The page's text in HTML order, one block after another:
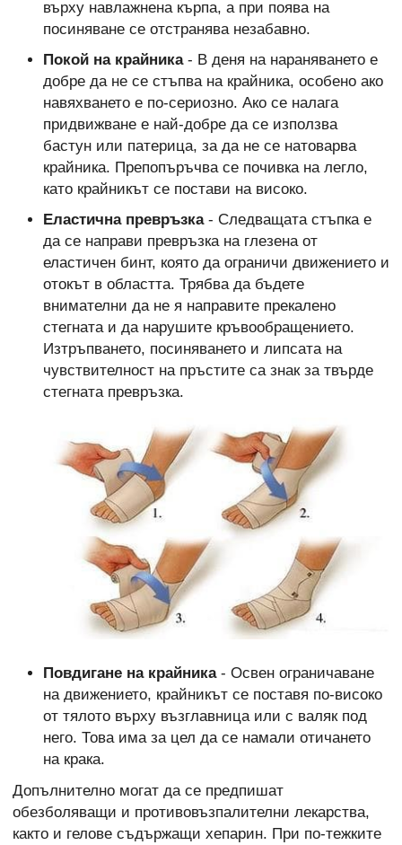
върху навлажнена кърпа, а при поява на
посиняване се отстранява незабавно.
Покой на крайника- В деня на нараняването е
добре да не се стъпва на крайника, особено ако
навяхването е по-сериозно. Ако се налага
придвижване е най-добре да се използва
бастун или патерица, за да не се натоварва
крайника. Препопъръчва се почивка на легло,
като крайникът се постави на високо.
Еластична превръзка- Следващата стъпка е
да се направи превръзка на глезена от
еластичен бинт, която да ограничи движението и
отокът в областта. Трябва да бъдете
внимателни да не я направите прекалено
стегната и да нарушите кръвообращението.
Изтръпването, посиняването и липсата на
чувствителност на пръстите са знак за твърде
стегната превръзка.
Повдигане на крайника- Освен ограничаване
на движението, крайникът се поставя по-високо
от тялото върху възглавница или с валяк под
него. Това има за цел да се намали отичането
на крака.
Допълнително могат да се предпишат
обезболяващи и противовъзпалителни лекарства,
както и гелове съдържащи хепарин. При по-тежките